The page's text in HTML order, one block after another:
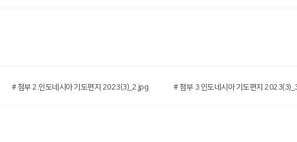
# 첨부 2.인도네시아 기도편지 2023(3)_2.jpg # 첨부 3.인도네시아 기도편지